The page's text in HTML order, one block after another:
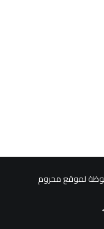
تيلقرام